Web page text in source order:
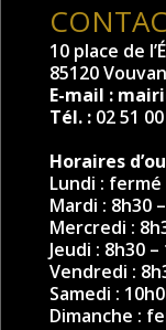
10 place de
85120
E-mail :
Tél. : 02 51
Horaires
Lundi : fermé
Mardi : 8h30
Mercredi :
Jeudi : 8h30
Vendredi :
Samedi :
Dimanche :